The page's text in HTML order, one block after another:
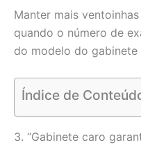
Manter mais
quando o número de
do modelo do
Índice de
3. “Gabinete caro